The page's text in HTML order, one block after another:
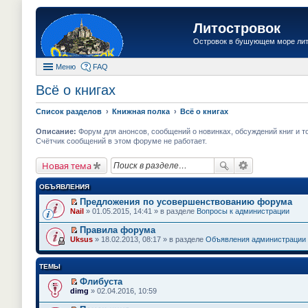
Литостровок
Островок в бушующем море
Меню FAQ
Всё о книгах
Список разделов Книжная полка Всё о книгах
Описание: Форум для анонсов, сообщений о новинках, обсуждений книг и
Счётчик сообщений в этом форуме не работает.
Новая тема
ОБЪЯВЛЕНИЯ
П
р
е
й
т
и
п
е
р
Предложения по усовершенствованию форума
Nail » 01.05.2015, 14:41 » в разделе Вопросы к администрации
П
р
т
и
к
п
Правила форума
Uksus » 18.02.2013, 08:17 » в разделе Объявления администрации
ТЕМЫ
П
р
Флибуста
dimg » 02.04.2016, 10:59